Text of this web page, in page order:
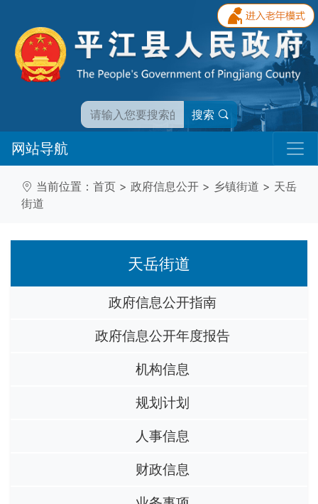
搜索
网站导航
当前位置： 首页 > 政府信息公开 > 乡镇街道 > 天岳
街道
天岳街道
政府信息公开指南
政府信息公开年度报告
机构信息
规划计划
人事信息
财政信息